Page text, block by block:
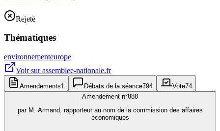
Rejeté
Thématiques
environnementeurope
Voir surassemblee-nationale.fr
Amendements1 Débats de la séance794 Vote74
Amendement n°888
par M. Armand, rapporteur au nom de la commission des affaires
économiques